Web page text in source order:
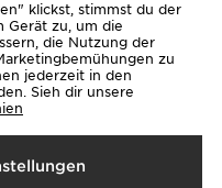
klickst, stimmst du der
Gerät zu, um die
die Nutzung der
zu
jederzeit in den
Sieh dir unsere